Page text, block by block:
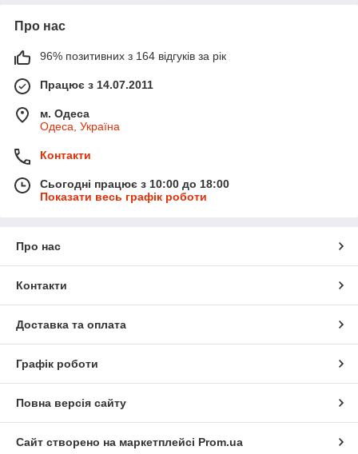
Про нас
96% позитивних з 164 відгуків за рік
Працює з 14.07.2011
м. Одеса
Одеса, Україна
Контакти
Сьогодні працює з 10:00 до 18:00
Показати весь графік роботи
Про нас
Контакти
Доставка та оплата
Графік роботи
Повна версія сайту
Сайт створено на маркетплейсі Prom.ua